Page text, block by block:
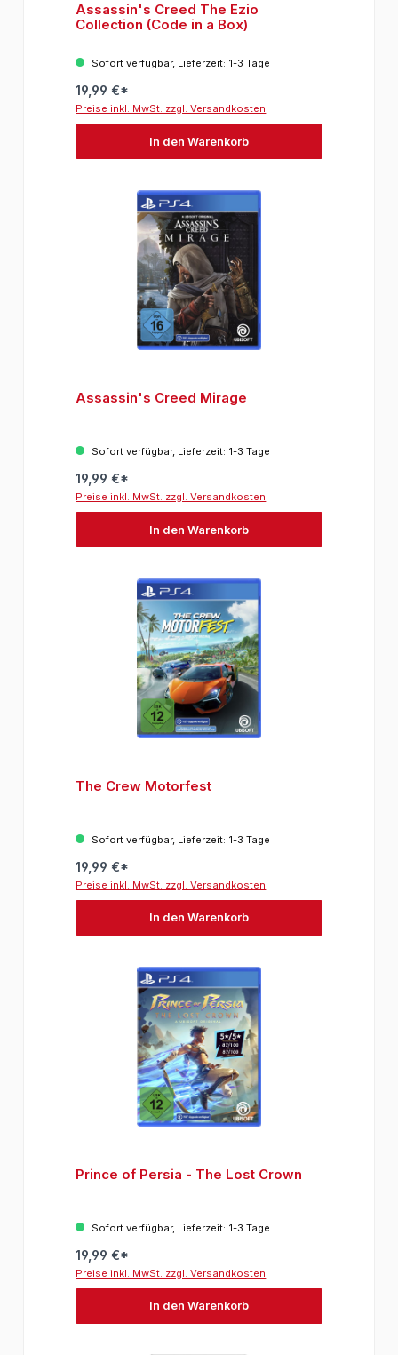
Assassin's Creed The Ezio
Collection (Code in a Box)
Sofort verfügbar, Lieferzeit: 1-3 Tage
19,99 €*
Preise inkl. MwSt. zzgl. Versandkosten
In den Warenkorb
Assassin's Creed Mirage
Sofort verfügbar, Lieferzeit: 1-3 Tage
19,99 €*
Preise inkl. MwSt. zzgl. Versandkosten
In den Warenkorb
The Crew Motorfest
Sofort verfügbar, Lieferzeit: 1-3 Tage
19,99 €*
Preise inkl. MwSt. zzgl. Versandkosten
In den Warenkorb
Prince of Persia - The Lost Crown
Sofort verfügbar, Lieferzeit: 1-3 Tage
19,99 €*
Preise inkl. MwSt. zzgl. Versandkosten
In den Warenkorb